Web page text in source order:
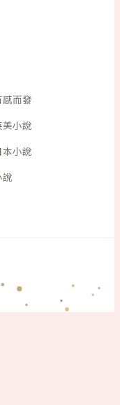
感而發
美小說
本小說
說